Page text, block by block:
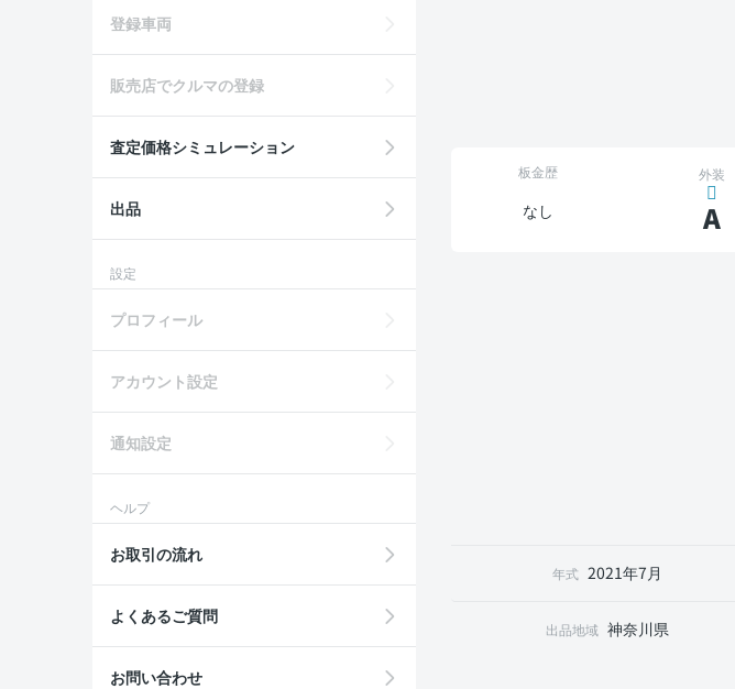
板金歴
なし
外装
A
年式 2021年7月
出品地域 神奈川県
登録車両
販売店でクルマの登録
査定価格シミュレーション
出品
設定
プロフィール
アカウント設定
通知設定
ヘルプ
お取引の流れ
よくあるご質問
お問い合わせ